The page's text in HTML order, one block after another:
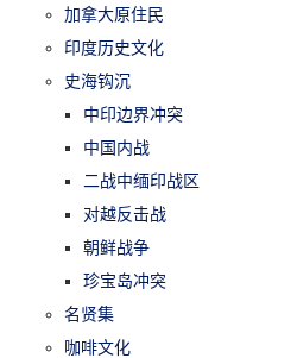
加拿大原住民
印度历史文化
史海钩沉
中印边界冲突
中国内战
二战中缅印战区
对越反击战
朝鲜战争
珍宝岛冲突
名贤集
咖啡文化